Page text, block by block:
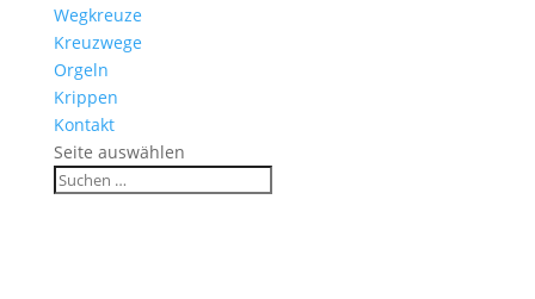
Wegkreuze
Kreuz­wege
Orgeln
Krippen
Kontakt
Seite auswählen